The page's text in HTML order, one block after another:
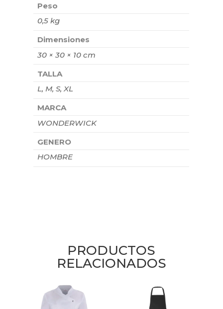
Peso
0,5 kg
Dimensiones
30 × 30 × 10 cm
TALLA
L, M, S, XL
MARCA
WONDERWICK
GENERO
HOMBRE
PRODUCTOS
RELACIONADOS